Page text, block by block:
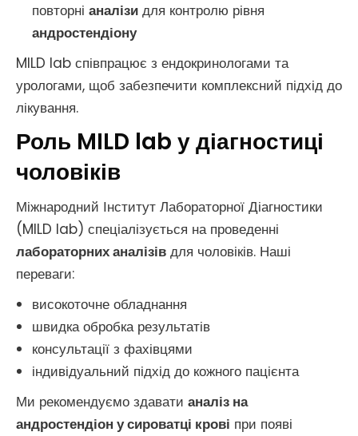
повторні аналізи для контролю рівня
андростендіону
MILD lab співпрацює з ендокринологами та
урологами, щоб забезпечити комплексний підхід до
лікування.
Роль MILD lab у діагностиці
чоловіків
Міжнародний Інститут Лабораторної Діагностики
(MILD lab) спеціалізується на проведенні
лабораторних аналізів для чоловіків. Наші
переваги:
високоточне обладнання
швидка обробка результатів
консультації з фахівцями
індивідуальний підхід до кожного пацієнта
Ми рекомендуємо здавати аналіз на
андростендіон у сироватці крові при появі